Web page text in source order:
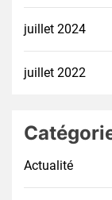
juillet 2024
juillet 2022
Actualité